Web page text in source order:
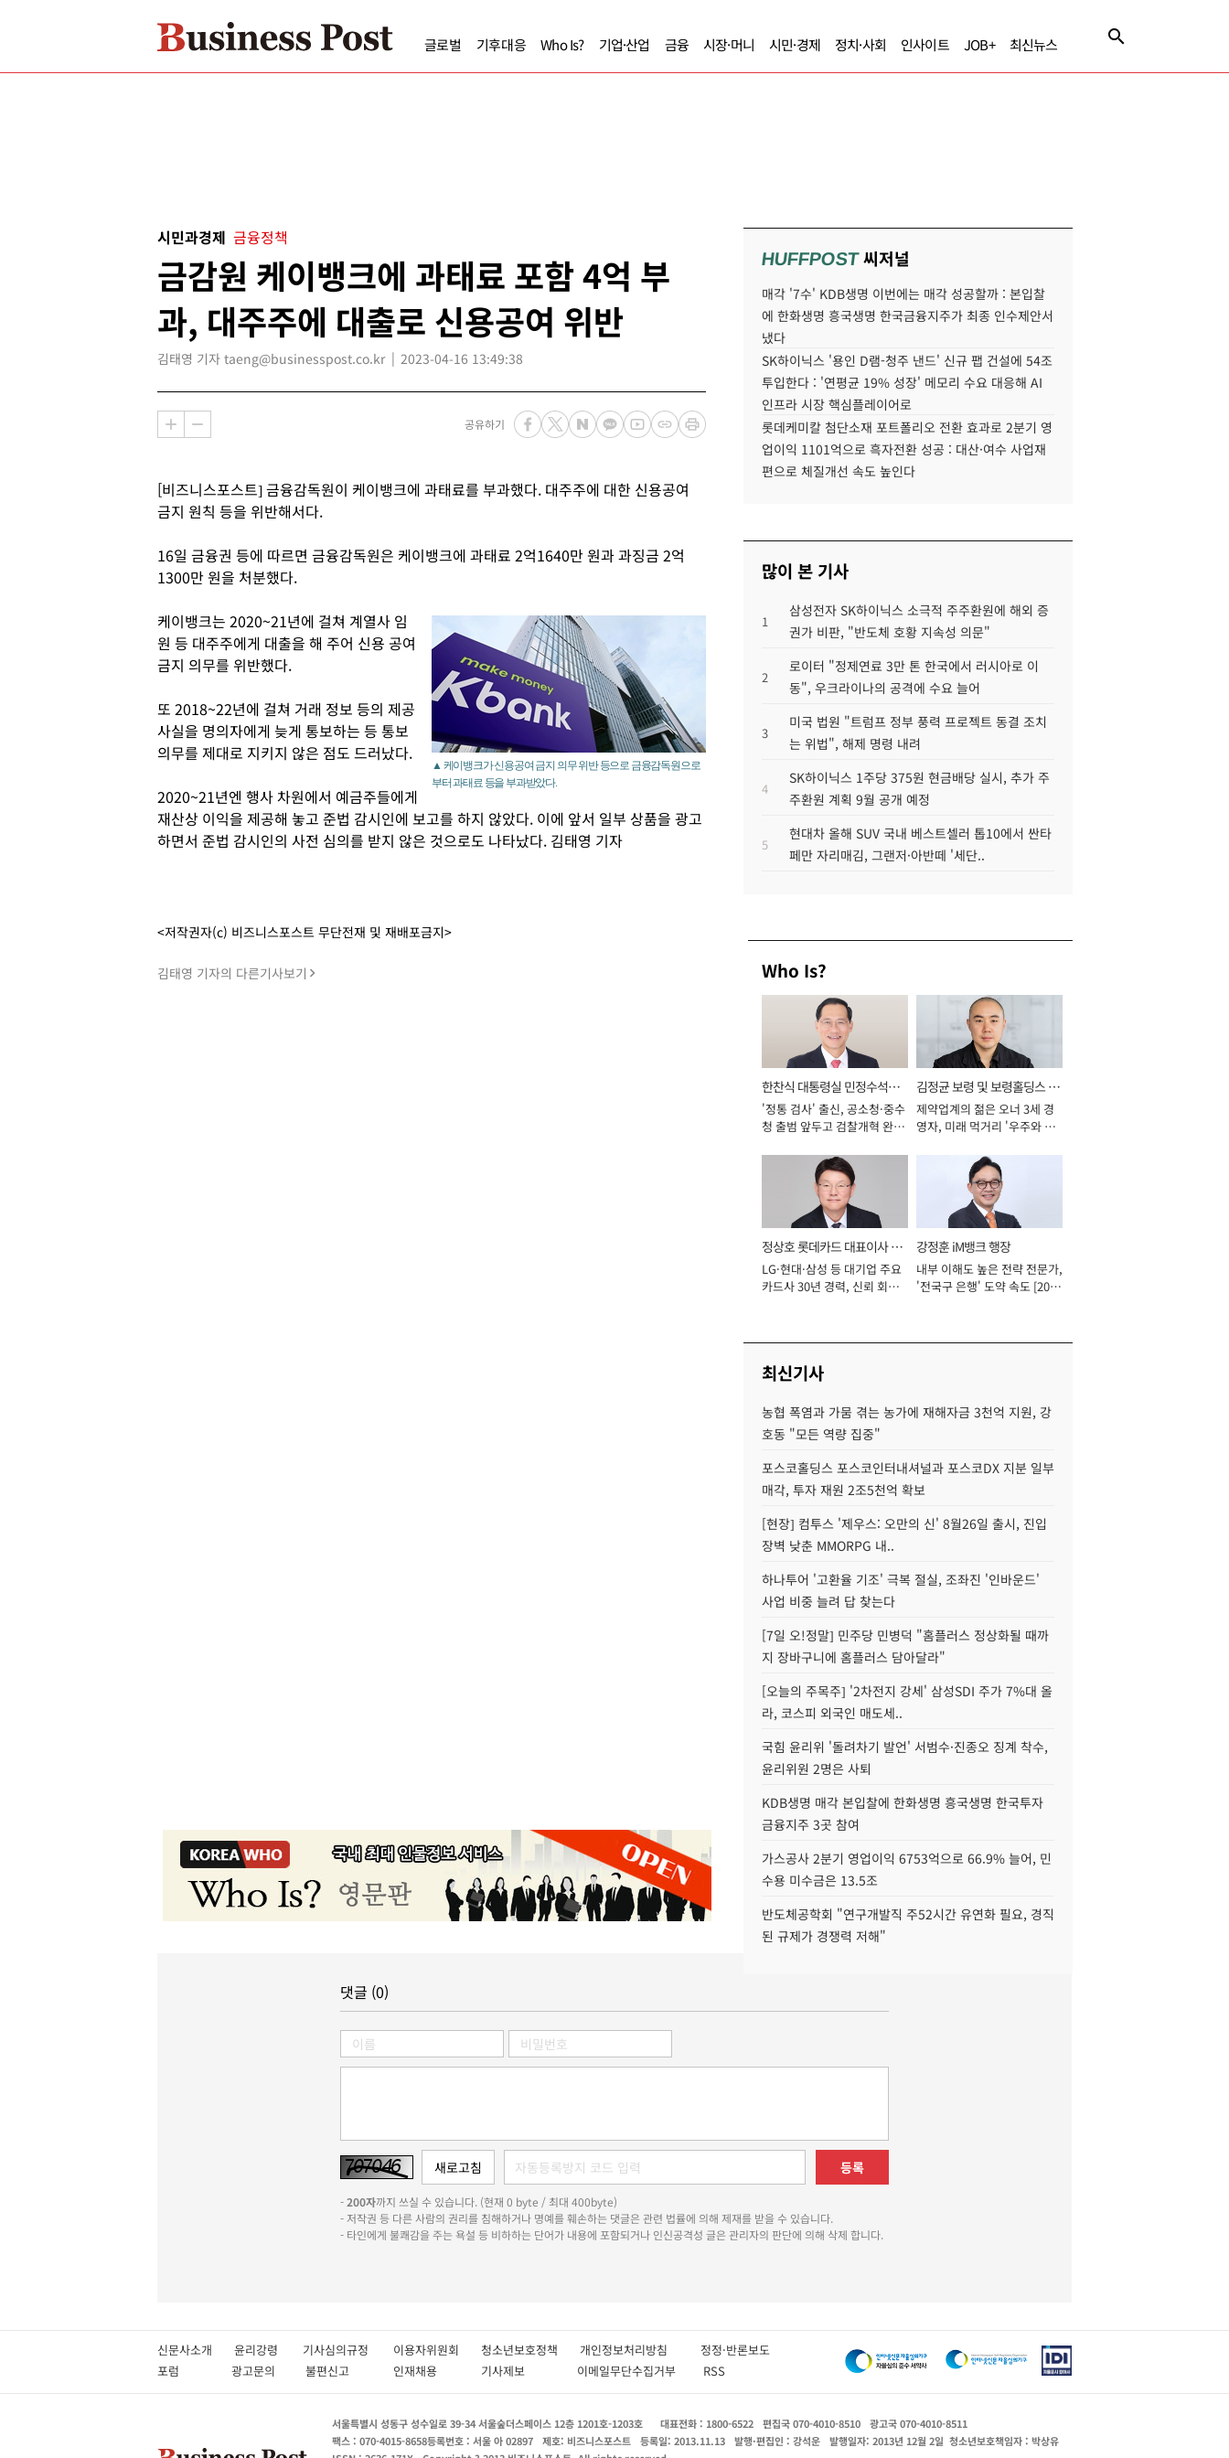
글로벌 기후대응 Who Is? 기업·산업 금융 시장·머니 시민·경제 정치·사회 인사이트 JOB+ 최신뉴스
시민과경제 금융정책
금감원 케이뱅크에 과태료 포함 4억 부
과, 대주주에 대출로 신용공여 위반
김태영 기자 taeng@businesspost.co.kr 2023-04-16 13:49:38
공유하기
[비즈니스포스트] 금융감독원이 케이뱅크에 과태료를 부과했다. 대주주에 대한 신용공여
금지 원칙 등을 위반해서다.
16일 금융권 등에 따르면 금융감독원은 케이뱅크에 과태료 2억1640만 원과 과징금 2억
1300만 원을 처분했다.
▲ 케이뱅크가 신용공여 금지 의무 위반 등으로 금융감독원으로
부터 과태료 등을 부과받았다.
케이뱅크는 2020~21년에 걸쳐 계열사 임
원 등 대주주에게 대출을 해 주어 신용 공여
금지 의무를 위반했다.
또 2018~22년에 걸쳐 거래 정보 등의 제공
사실을 명의자에게 늦게 통보하는 등 통보
의무를 제대로 지키지 않은 점도 드러났다.
2020~21년엔 행사 차원에서 예금주들에게
재산상 이익을 제공해 놓고 준법 감시인에 보고를 하지 않았다. 이에 앞서 일부 상품을 광고
하면서 준법 감시인의 사전 심의를 받지 않은 것으로도 나타났다. 김태영 기자
<저작권자(c) 비즈니스포스트 무단전재 및 재배포금지>
김태영 기자의 다른기사보기
HUFFPOST씨저널
매각 '7수' KDB생명 이번에는 매각 성공할까 : 본입찰
에 한화생명 흥국생명 한국금융지주가 최종 인수제안서
냈다
SK하이닉스 '용인 D램-청주 낸드' 신규 팹 건설에 54조
투입한다 : '연평균 19% 성장' 메모리 수요 대응해 AI
인프라 시장 핵심플레이어로
롯데케미칼 첨단소재 포트폴리오 전환 효과로 2분기 영
업이익 1101억으로 흑자전환 성공 : 대산·여수 사업재
편으로 체질개선 속도 높인다
많이 본 기사
1
삼성전자 SK하이닉스 소극적 주주환원에 해외 증
권가 비판, "반도체 호황 지속성 의문"
2
로이터 "정제연료 3만 톤 한국에서 러시아로 이
동", 우크라이나의 공격에 수요 늘어
3
미국 법원 "트럼프 정부 풍력 프로젝트 동결 조치
는 위법", 해제 명령 내려
4
SK하이닉스 1주당 375원 현금배당 실시, 추가 주
주환원 계획 9월 공개 예정
5
현대차 올해 SUV 국내 베스트셀러 톱10에서 싼타
페만 자리매김, 그랜저·아반떼 '세단..
Who Is?
한찬식 대통령실 민정수석비
서관
'정통 검사' 출신, 공소청·중수
청 출범 앞두고 검찰개혁 완수
김정균 보령 및 보령홀딩스 대
표이사 사장
제약업계의 젊은 오너 3세 경
영자, 미래 먹거리 '우주와 헬
정상호 롯데카드 대표이사 사
장
LG·현대·삼성 등 대기업 주요
카드사 30년 경력, 신뢰 회복
강정훈 iM뱅크 행장
내부 이해도 높은 전략 전문가,
'전국구 은행' 도약 속도 [2026
최신기사
농협 폭염과 가뭄 겪는 농가에 재해자금 3천억 지원, 강
호동 "모든 역량 집중"
포스코홀딩스 포스코인터내셔널과 포스코DX 지분 일부
매각, 투자 재원 2조5천억 확보
[현장] 컴투스 '제우스: 오만의 신' 8월26일 출시, 진입
장벽 낮춘 MMORPG 내..
하나투어 '고환율 기조' 극복 절실, 조좌진 '인바운드'
사업 비중 늘려 답 찾는다
[7일 오!정말] 민주당 민병덕 "홈플러스 정상화될 때까
지 장바구니에 홈플러스 담아달라"
[오늘의 주목주] '2차전지 강세' 삼성SDI 주가 7%대 올
라, 코스피 외국인 매도세..
국힘 윤리위 '돌려차기 발언' 서범수·진종오 징계 착수,
윤리위원 2명은 사퇴
KDB생명 매각 본입찰에 한화생명 흥국생명 한국투자
금융지주 3곳 참여
가스공사 2분기 영업이익 6753억으로 66.9% 늘어, 민
수용 미수금은 13.5조
반도체공학회 "연구개발직 주52시간 유연화 필요, 경직
된 규제가 경쟁력 저해"
댓글 (0)
등록
-200자까지 쓰실 수 있습니다. (현재 0 byte / 최대 400byte)
- 저작권 등 다른 사람의 권리를 침해하거나 명예를 훼손하는 댓글은 관련 법률에 의해 제재를 받을 수 있습니다.
- 타인에게 불쾌감을 주는 욕설 등 비하하는 단어가 내용에 포함되거나 인신공격성 글은 관리자의 판단에 의해 삭제 합니다.
신문사소개 윤리강령 기사심의규정 이용자위원회 청소년보호정책 개인정보처리방침 정정·반론보도
포럼
광고문의 불편신고 인재채용 기사제보 이메일무단수집거부 RSS
서울특별시 성동구 성수일로 39-34 서울숲더스페이스 12층 1201호-1203호 대표전화 : 1800-6522 편집국 070-4010-8510
광고국 070-4010-8511
팩스 : 070-4015-8658등록번호 : 서울 아 02897 제호: 비즈니스포스트 등록일: 2013.11.13 발행·편집인 : 강석운 발행일자: 2013년 12월 2일 청소년보호책임자 : 박상유